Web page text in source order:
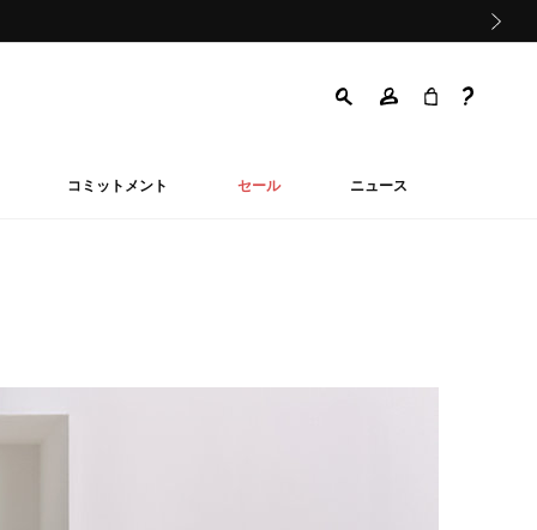
コミットメント セール ニュース